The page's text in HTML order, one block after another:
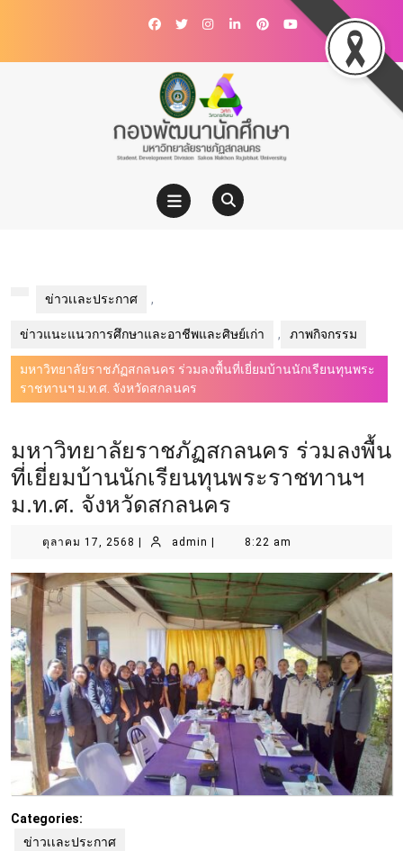
ข่าวเเละประกาศ ,
ข่าวแนะแนวการศึกษาและอาชีพและศิษย์เก่า , ภาพกิจกรรม
มหาวิทยาลัยราชภัฏสกลนคร ร่วมลงพื้นที่เยี่ยมบ้านนักเรียนทุนพระ
ราชทานฯ ม.ท.ศ. จังหวัดสกลนคร
มหาวิทยาลัยราชภัฏสกลนคร ร่วมลงพื้น
ที่เยี่ยมบ้านนักเรียนทุนพระราชทานฯ
ม.ท.ศ. จังหวัดสกลนคร
ตุลาคม 17, 2568 admin 8:22 am
Categories:
ข่าวเเละประกาศ